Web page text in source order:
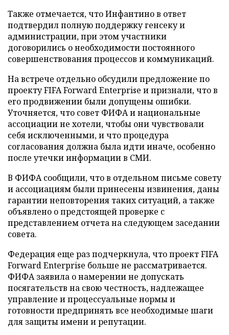
Также отмечается, что Инфантино в ответ
подтвердил полную поддержку генсеку и
администрации, при этом участники
договорились о необходимости постоянного
совершенствования процессов и коммуникаций.
На встрече отдельно обсудили предложение по
проекту FIFA Forward Enterprise и признали, что в
его продвижении были допущены ошибки.
Уточняется, что совет ФИФА и национальные
ассоциации не хотели, чтобы они чувствовали
себя исключенными, и что процедура
согласования должна была идти иначе, особенно
после утечки информации в СМИ.
В ФИФА сообщили, что в отдельном письме совету
и ассоциациям были принесены извинения, даны
гарантии неповторения таких ситуаций, а также
объявлено о предстоящей проверке с
представлением отчета на следующем заседании
совета.
Федерация еще раз подчеркнула, что проект FIFA
Forward Enterprise больше не рассматривается.
ФИФА заявила о намерении не допускать
посягательств на свою честность, надлежащее
управление и процессуальные нормы и
готовности предпринять все необходимые шаги
для защиты имени и репутации.